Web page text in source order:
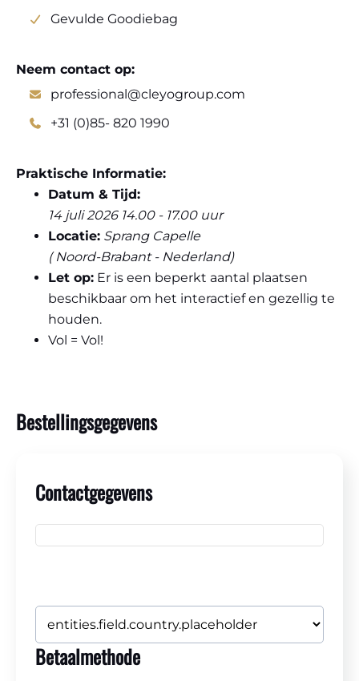
Gevulde Goodiebag
Neem contact op:
professional@cleyogroup.com
+31 (0)85- 820 1990
Praktische Informatie:
Datum & Tijd:
14 juli 2026 14.00 - 17.00 uur
Locatie: Sprang Capelle
( Noord-Brabant - Nederland)
Let op: Er is een beperkt aantal plaatsen
beschikbaar om het interactief en gezellig te
houden.
Vol = Vol!
Bestellingsgegevens
Contactgegevens
Betaalmethode